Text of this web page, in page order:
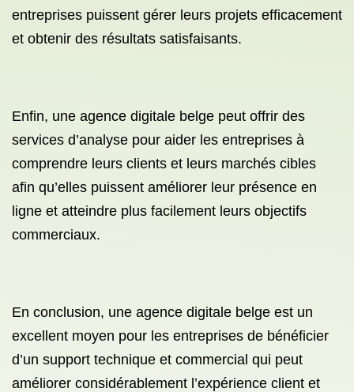
entreprises puissent gérer leurs projets efficacement
et obtenir des résultats satisfaisants.
Enfin, une agence digitale belge peut offrir des
services d’analyse pour aider les entreprises à
comprendre leurs clients et leurs marchés cibles
afin qu’elles puissent améliorer leur présence en
ligne et atteindre plus facilement leurs objectifs
commerciaux.
En conclusion, une agence digitale belge est un
excellent moyen pour les entreprises de bénéficier
d’un support technique et commercial qui peut
améliorer considérablement l’expérience client et